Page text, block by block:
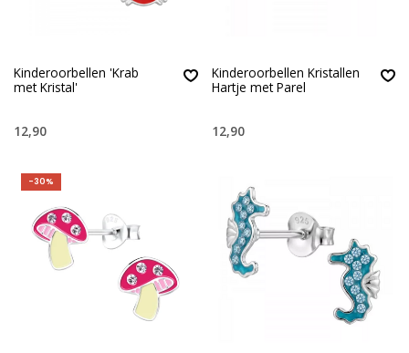
Kinderoorbellen 'Krab
met Kristal'
12,90
Kinderoorbellen Kristallen
Hartje met Parel
12,90
-30%